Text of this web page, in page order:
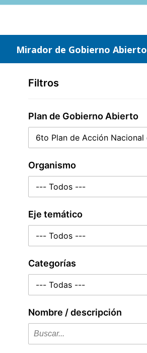
Saltar
Mirador de Gobierno Abierto
Filtros
Plan de Gobierno Abierto
Organismo
Eje temático
Categorías
Nombre / descripción